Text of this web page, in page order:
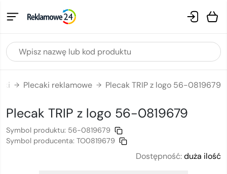
→ Plecaki reklamowe → Plecak TRIP z logo 56-0819679
Plecak TRIP z logo 56-0819679
Symbol produktu: 56-0819679
Symbol producenta: TO0819679
Dostępność:duża ilość